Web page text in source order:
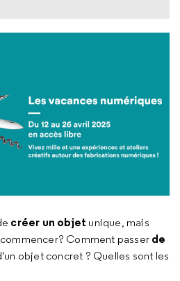
créer un objet unique, mais
Comment passer de
objet concret ? Quelles sont les